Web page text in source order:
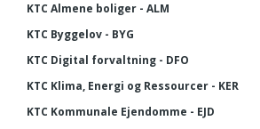
KTC Almene boliger - ALM
KTC Byggelov - BYG
KTC Digital forvaltning - DFO
KTC Klima, Energi og Ressourcer - KER
KTC Kommunale Ejendomme - EJD